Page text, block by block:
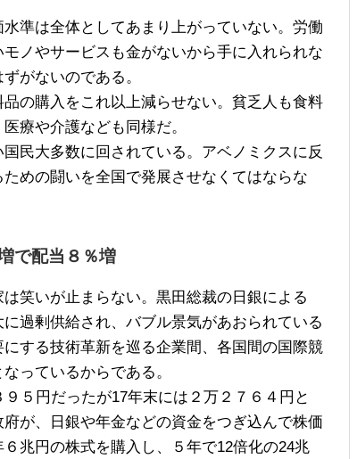
準は全体としてあまり上がっていない。労働
ノやサービスも金がないから手に入れられな
がないのである。
の購入をこれ以上減らせない。貧乏人も食料
療や介護なども同様だ。
民大多数に回されている。アベノミクスに反
めの闘いを全国で発展させなくてはならな
で配当８％増
笑いが止まらない。黒田総裁の日銀による
過剰供給され、バブル景気があおられている
する技術革新を巡る企業間、各国間の国際競
っているからである。
５円だったが17年末には２万２７６４円と
が、日銀や年金などの資金をつぎ込んで株価
兆円の株式を購入し、５年で12倍化の24兆